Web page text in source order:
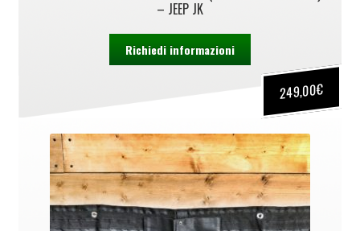
– JEEP JK
249,00€
Richiedi informazioni